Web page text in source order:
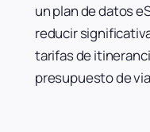
un plan de datos
reducir
tarifas de
presupuesto de